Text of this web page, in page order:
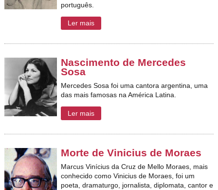
português.
Ler mais
Nascimento de Mercedes
Sosa
Mercedes Sosa foi uma cantora argentina, uma
das mais famosas na América Latina.
Ler mais
Morte de Vinicius de Moraes
Marcus Vinícius da Cruz de Mello Moraes, mais
conhecido como Vinicius de Moraes, foi um
poeta, dramaturgo, jornalista, diplomata, cantor e